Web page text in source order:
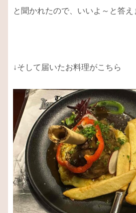
と聞かれたので、いいよ～と答え
↓そして届いたお料理がこちら